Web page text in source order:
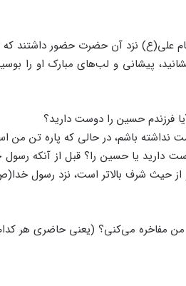
نزد آن حضرت حضور داشتند که
پیشانی و لب‌های مبارک او را
فرزندم حسین را دوست دارید؟
نداشته باشم، در حالی که پاره تن من
دارید یا حسین را؟ قبل از آنکه
حیث شرف بالاتر است، نزد رسول
مفاخره می‌کنی؟ (یعنی حاضری هر کدام